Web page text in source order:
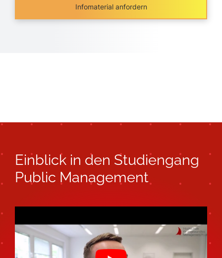
Infomaterial anfordern
Einblick in den Studiengang
Public Management